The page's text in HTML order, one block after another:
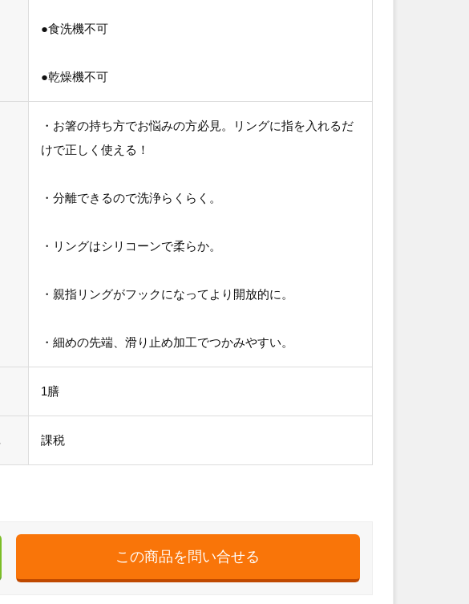
●食洗機不可
●乾燥機不可
・お箸の持ち方でお悩みの方必見。リングに指を入れるだ
けで正しく使える！
・分離できるので洗浄らくらく。
・リングはシリコーンで柔らか。
・親指リングがフックになってより開放的に。
・細めの先端、滑り止め加工でつかみやすい。
1膳
課税